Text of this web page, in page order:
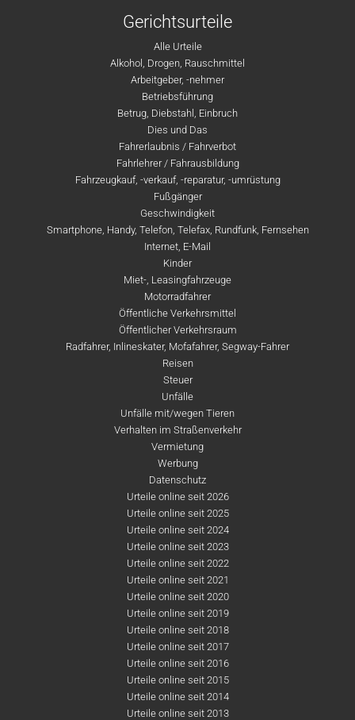
Gerichtsurteile
Alle Urteile
Alkohol, Drogen, Rauschmittel
Arbeitgeber, -nehmer
Betriebsführung
Betrug, Diebstahl, Einbruch
Dies und Das
Fahrerlaubnis / Fahrverbot
Fahrlehrer / Fahrausbildung
Fahrzeugkauf, -verkauf, -reparatur, -umrüstung
Fußgänger
Geschwindigkeit
Smartphone, Handy, Telefon, Telefax, Rundfunk, Fernsehen
Internet, E-Mail
Kinder
Miet-, Leasingfahrzeuge
Motorradfahrer
Öffentliche Verkehrsmittel
Öffentlicher Verkehrsraum
Radfahrer, Inlineskater, Mofafahrer, Segway-Fahrer
Reisen
Steuer
Unfälle
Unfälle mit/wegen Tieren
Verhalten im Straßenverkehr
Vermietung
Werbung
Datenschutz
Urteile online seit 2026
Urteile online seit 2025
Urteile online seit 2024
Urteile online seit 2023
Urteile online seit 2022
Urteile online seit 2021
Urteile online seit 2020
Urteile online seit 2019
Urteile online seit 2018
Urteile online seit 2017
Urteile online seit 2016
Urteile online seit 2015
Urteile online seit 2014
Urteile online seit 2013